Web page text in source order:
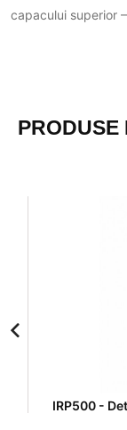
capacului superior
PRODUSE
IRP500 -